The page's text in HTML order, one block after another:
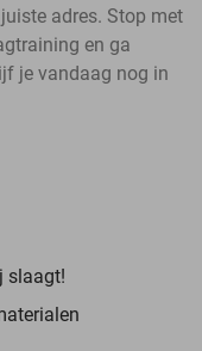
adres. Stop met
en ga
je vandaag nog in
slaagt!